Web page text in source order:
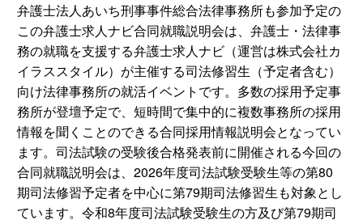
弁護士法人あいち刑事事件総合法律事務所も参加予定の
この弁護士求人ナビ合同就職説明会は、弁護士・法律事
務の就職を支援する弁護士求人ナビ（運営は株式会社カ
イラススタイル）が主催する司法修習生（予定者含む）
向け法律事務所の就活イベントです。多数の採用予定事
務所が登壇予定で、短時間で集中的に複数事務所の採用
情報を聞くことのできる合同採用情報説明会となってい
ます。司法試験の受験後合格発表前に開催される今回の
合同就職説明会は、2026年度司法試験受験生等の第80
期司法修習予定者を中心に第79期司法修習生も対象とし
ています。令和8年度司法試験受験生の方及び第79期司